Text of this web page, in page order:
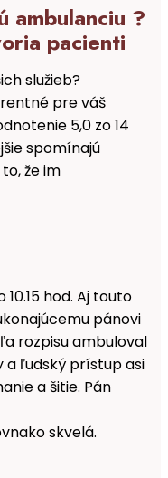
ambulanciu ?
pacienti
služieb?
pre váš
5,0 zo 14
spomínajú
že im
hod. Aj touto
pánovi
rozpisu ambuloval
a ľudský prístup asi
a šitie. Pán
skvelá.